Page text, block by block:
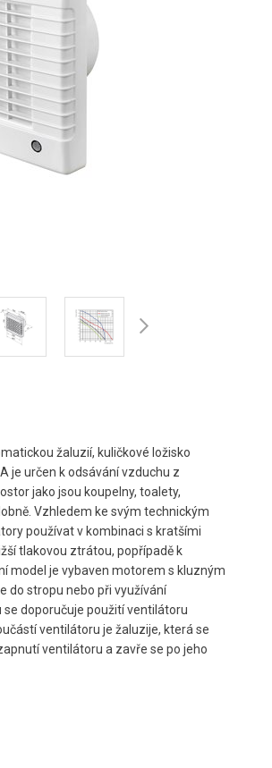
žaluzií, kuličkové ložisko
je určen k odsávání vzduchu z
jako jsou koupelny, toalety,
Vzhledem ke svým technickým
používat v kombinaci s kratšími
tlakovou ztrátou, popřípadě k
model je vybaven motorem s kluzným
do stropu nebo při využívání
doporučuje použití ventilátoru
ventilátoru je žaluzije, která se
ventilátoru a zavře se po jeho